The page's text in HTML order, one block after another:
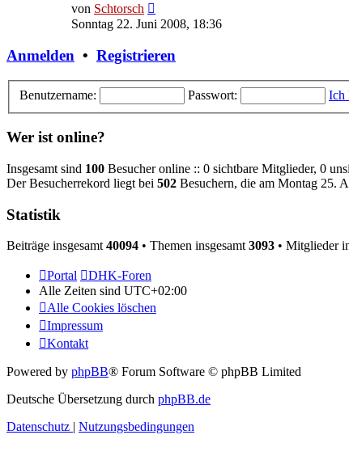
von Schtorsch
Beitrag
Sonntag 22. Juni 2008, 18:36
Anmelden • Registrieren
Benutzername: Passwort: Ich
Wer ist online?
Insgesamt sind 100 Besucher online :: 0 sichtbare Mitglieder, 0
Der Besucherrekord liegt bei 502 Besuchern, die am Montag 25.
Statistik
Beiträge insgesamt 40094 • Themen insgesamt 3093 • Mitglieder
Portal
DHK-Foren
Alle Zeiten sind UTC+02:00
Alle Cookies löschen
Impressum
Kontakt
Powered by phpBB® Forum Software © phpBB Limited
Deutsche Übersetzung durch phpBB.de
Datenschutz | Nutzungsbedingungen